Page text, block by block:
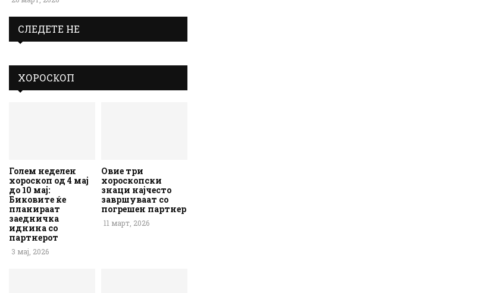
СЛЕДЕТЕ НЕ
ХОРОСКОП
Голем неделен
хороскоп од 4 мај
до 10 мај:
Биковите ќе
планираат
заедничка
иднина со
партнерот
3 мај, 2026
Овие три
хороскопски
знаци најчесто
завршуваат со
погрешен партнер
11 март, 2026